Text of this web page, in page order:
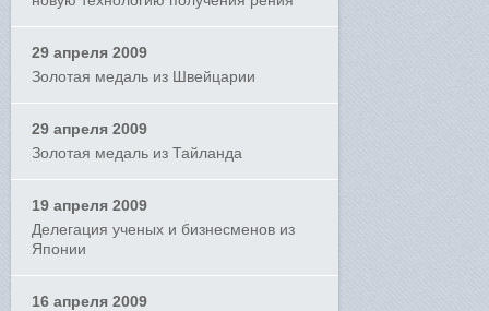
29 апреля 2009
Золотая медаль из Швейцарии
29 апреля 2009
Золотая медаль из Тайланда
19 апреля 2009
Делегация ученых и бизнесменов из
Японии
16 апреля 2009